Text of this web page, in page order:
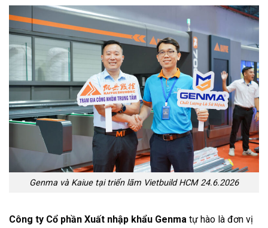
Genma và Kaiue tại triển lãm Vietbuild HCM 24.6.2026
Công ty Cổ phần Xuất nhập khẩu Genma tự hào là đơn vị